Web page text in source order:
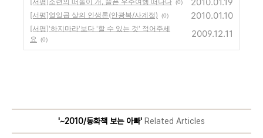
(0)
[서평]열일곱 살의 인생론(안광복/사계절) (0) 2010.01.10
[서평]'하지마라'보다 '할 수 있는 것' 적어주세
요
(0)
2009.12.11
'~2010/동화책 보는 아빠' Related Articles